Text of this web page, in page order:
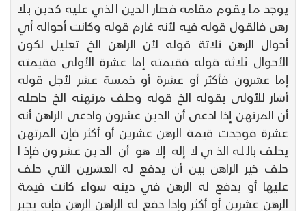
يوجد ما يقوم مقامه فصار الدين الذي عليه كدين بلا
رهن فالقول قوله فيه لأنه غارم قوله وكانت أحواله أي
أحوال الرهن ثلاثة قوله لأن الراهن الخ تعليل لكون
الأحوال ثلاثة قوله فقيمته إما عشرة الأولى فقيمته
إما عشرون فأكثر أو عشرة أو خمسة عشر لأجل قوله
أشار للأولى بقوله الخ قوله وحلف مرتهنه الخ حاصله
أن المرتهن إذا ادعى أن الدين عشرون وادعى الراهن أنه
عشرة فوجدت قيمة الرهن عشرين أو أكثر فإن المرتهن
يحلف بالله الذي لا إله إلا هو أن الدين عشرون فإذا
حلف خير الراهن بين أن يدفع له العشرين التي حلف
عليها أو يدفع له الرهن في دينه سواء كانت قيمة
الرهن عشرين أو أكثر وإذا دفع له الراهن الرهن فإنه يجبر